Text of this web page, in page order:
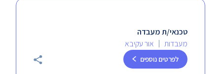
טכנאי/ת מעבדה
אור עקיבא
מעבדות
לפרטים נוספים